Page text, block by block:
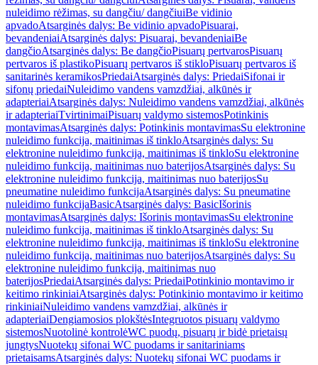
nuleidimo rėžimas, su dangčiu/ dangčiuiBe vidinio
apvadoAtsarginės dalys: Be vidinio apvadoPisuarai,
bevandeniaiAtsarginės dalys: Pisuarai, bevandeniaiBe
dangčioAtsarginės dalys: Be dangčioPisuarų pertvarosPisuarų
pertvaros iš plastikoPisuarų pertvaros iš stikloPisuarų pertvaros iš
sanitarinės keramikosPriedaiAtsarginės dalys: PriedaiSifonai ir
sifonų priedaiNuleidimo vandens vamzdžiai, alkūnės ir
adapteriaiAtsarginės dalys: Nuleidimo vandens vamzdžiai, alkūnės
ir adapteriaiTvirtinimaiPisuarų valdymo sistemosPotinkinis
montavimasAtsarginės dalys: Potinkinis montavimasSu elektronine
nuleidimo funkcija, maitinimas iš tinkloAtsarginės dalys: Su
elektronine nuleidimo funkcija, maitinimas iš tinkloSu elektronine
nuleidimo funkcija, maitinimas nuo baterijosAtsarginės dalys: Su
elektronine nuleidimo funkcija, maitinimas nuo baterijosSu
pneumatine nuleidimo funkcijaAtsarginės dalys: Su pneumatine
nuleidimo funkcijaBasicAtsarginės dalys: BasicIšorinis
montavimasAtsarginės dalys: Išorinis montavimasSu elektronine
nuleidimo funkcija, maitinimas iš tinkloAtsarginės dalys: Su
elektronine nuleidimo funkcija, maitinimas iš tinkloSu elektronine
nuleidimo funkcija, maitinimas nuo baterijosAtsarginės dalys: Su
elektronine nuleidimo funkcija, maitinimas nuo
baterijosPriedaiAtsarginės dalys: PriedaiPotinkinio montavimo ir
keitimo rinkiniaiAtsarginės dalys: Potinkinio montavimo ir keitimo
rinkiniaiNuleidimo vandens vamzdžiai, alkūnės ir
adapteriaiDengiamosios plokštėsIntegruotos pisuarų valdymo
sistemosNuotolinė kontrolėWC puodų, pisuarų ir bidė prietaisų
jungtysNuotekų sifonai WC puodams ir sanitariniams
prietaisamsAtsarginės dalys: Nuotekų sifonai WC puodams ir